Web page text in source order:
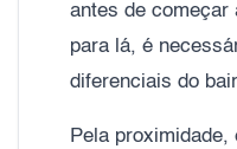
antes de começar
para lá, é
diferenciais do
Pela